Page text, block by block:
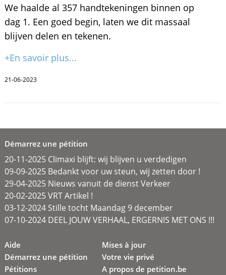
We haalde al 357 handtekeningen binnen op
dag 1. Een goed begin, laten we dit massaal
blijven delen en tekenen.
+En savoir plus...
21-06-2023
Démarrez une pétition
20-11-2025 Climaxi blijft: wij blijven u verdedigen
09-09-2025 Bedankt voor uw steun, wij zetten door !
29-04-2025 Nieuws vanuit de dienst Verkeer
20-02-2025 VRT Artikel !
03-12-2024 Stille tocht Maandag 9 december
07-10-2024 DEEL JOUW VERHAAL, ERGERNIS MET ONS !!!
Aide
Démarrez une pétition
Pétitions
Mises à jour
Votre vie privé
A propos de petition.be